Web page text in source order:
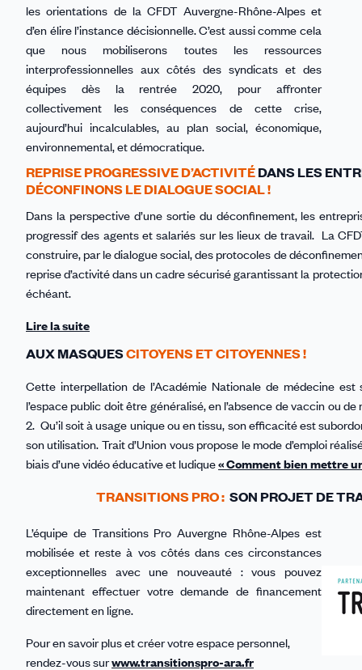
les orientations de la CFDT Auvergne-Rhône-Alpes et
d’en élire l’instance décisionnelle. C’est aussi comme cela
que nous mobiliserons toutes les ressources
interprofessionnelles aux côtés des syndicats et des
équipes dès la rentrée 2020, pour affronter
collectivement les conséquences de cette crise,
aujourd’hui incalculables, au plan social, économique,
environnemental, et démocratique.
REPRISE PROGRESSIVE D’ACTIVITÉDANS LES
DÉCONFINONS LE DIALOGUE SOCIAL !
Dans la perspective d’une sortie du déconfinement, les
progressif des agents et salariés sur les lieux de travail. La
construire, par le dialogue social, des protocoles de
reprise d’activité dans un cadre sécurisé garantissant la
échéant.
Lire la suite
AUX MASQUESCITOYENS ET CITOYENNES !
Cette interpellation de l’Académie Nationale de médecine
l’espace public doit être généralisé, en l’absence de vaccin ou
2. Qu’il soit à usage unique ou en tissu, son efficacité est
son utilisation. Trait d’Union vous propose le mode d’emploi
biais d’une vidéo éducative et ludique« Comment bien mettre
TRANSITIONS PRO :SON PROJET DE
L’équipe de Transitions Pro Auvergne Rhône-Alpes est
mobilisée et reste à vos côtés dans ces circonstances
exceptionnelles avec une nouveauté : vous pouvez
maintenant effectuer votre demande de financement
directement en ligne.
Pour en savoir plus et créer votre espace personnel,
rendez-vous surwww.transitionspro-ara.fr